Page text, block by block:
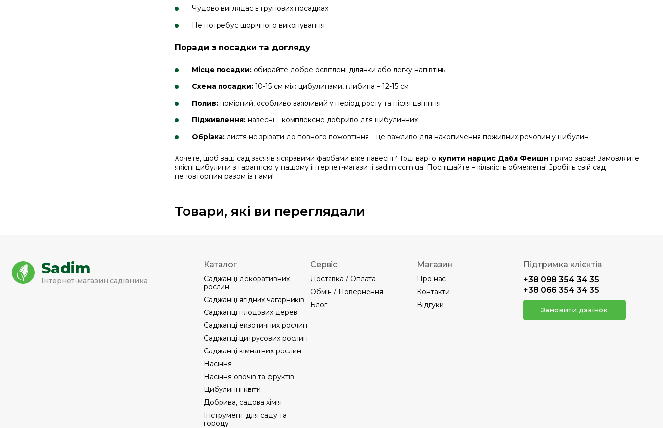
Чудово виглядає в групових посадках
Не потребує щорічного викопування
Поради з посадки та догляду
Місце посадки: обирайте добре освітлені ділянки або легку напівтінь
Схема посадки: 10-15 см між цибулинами, глибина – 12-15 см
Полив: помірний, особливо важливий у період росту та після цвітіння
Підживлення: навесні – комплексне добриво для цибулинних
Обрізка: листя не зрізати до повного пожовтіння – це важливо для накопичення поживних речовин у цибулині
Хочете, щоб ваш сад засяяв яскравими фарбами вже навесні? Тоді варто купити нарцис Дабл Фейшн прямо зараз! Замовляйте
якісні цибулини з гарантією у нашому інтернет-магазині sadim.com.ua. Поспішайте – кількість обмежена! Зробіть свій сад
неповторним разом із нами!
Товари, які ви переглядали
Sadim
Інтернет-магазин садівника
Підтримка клієнтів
+38 098 354 34 35
+38 066 354 34 35
Замовити дзвінок
Каталог
Саджанці декоративних
рослин
Саджанці ягідних чагарників
Саджанці плодових дерев
Саджанці екзотичних рослин
Саджанці цитрусових рослин
Саджанці кімнатних рослин
Насіння
Насіння овочів та фруктів
Цибулинні квіти
Добрива, садова хімія
Інструмент для саду та
городу
Сервіс
Доставка / Оплата
Обмін / Повернення
Блог
Магазин
Про нас
Контакти
Відгуки